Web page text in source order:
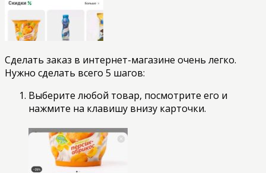
Сделать заказ в интернет-магазине очень легко.
Нужно сделать всего 5 шагов:
Выберите любой товар, посмотрите его и
нажмите на клавишу внизу карточки.